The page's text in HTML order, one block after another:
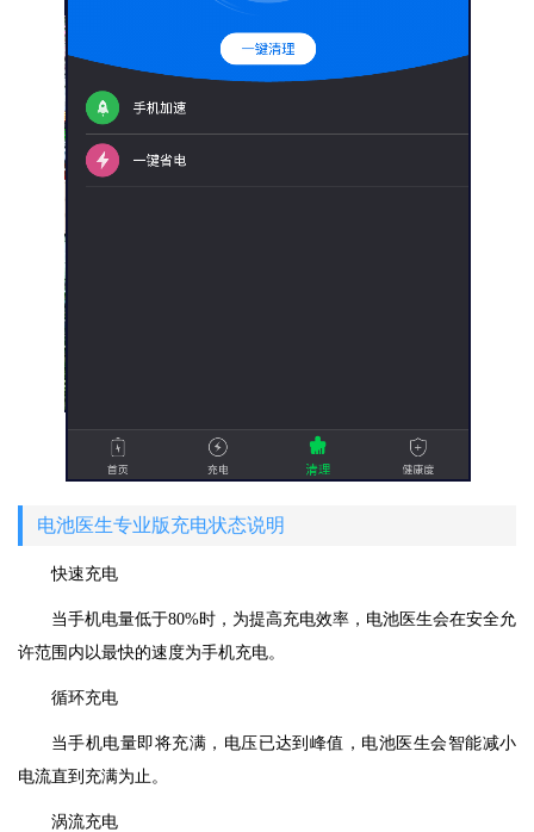
电池医生专业版充电状态说明
快速充电
当手机电量低于80%时，为提高充电效率，电池医生会在安全允
许范围内以最快的速度为手机充电。
循环充电
当手机电量即将充满，电压已达到峰值，电池医生会智能减小
电流直到充满为止。
涡流充电